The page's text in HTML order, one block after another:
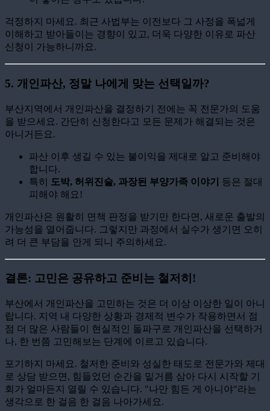
걱정하지 마세요. 최근 사법부는 이전보다 그 사정을 폭넓게
이해하고 받아들이는 경향이 있고, 더욱 다양한 이유로 파산
신청이 가능하니까요.
5. 개인파산, 정말 나에게 맞는 선택일까?
부산지역에서 개인파산을 결정하기 전에는 꼭 전문가의 도움
을 받으세요. 간단히 신청한다고 모든 문제가 해결되는 것은
아니거든요.
파산 이후 생길 수 있는 불이익을 제대로 알고 준비해야
합니다.
특히
도박, 허위진술, 과장된 부양가족 이야기
등은 절대
피해야 해요!
개인파산은 원활히 면책 판정을 받기만 한다면, 새로운 출발의
가능성을 열어줍니다. 그렇지만 과정에서 실수가 생기면 오히
려 더 큰 부담을 안게 되니 주의하세요.
결론: 고민은 공유하고 준비는 철저히!
부산에서 개인파산을 고민하는 것은 더 이상 이상한 일이 아니
랍니다. 지역 내 다양한 상황과 경제적 변수가 작용하면서 점
점 더 많은 사람들이 현실적인 돌파구로 개인파산을 선택하거
나, 한 번쯤 고민해보는 단계에 이르고 있습니다.
포기하지 마세요. 철저한 준비와 성실한 태도로 전문가와 제대
로 상담 받으면, 힘들었던 순간을 밑거름 삼아 다시 시작할 기
회가 얼마든지 열릴 수 있습니다. "나만 힘든 게 아니야"라는
생각으로 한 걸음 한 걸음 나아가세요.